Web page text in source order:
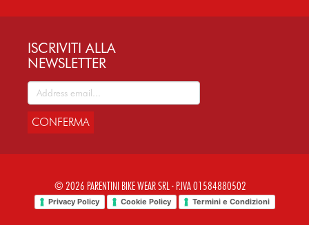
ISCRIVITI ALLA
NEWSLETTER
CONFERMA
© 2026 PARENTINI BIKE WEAR SRL - P.IVA 01584880502
Privacy Policy Cookie Policy Termini e Condizioni